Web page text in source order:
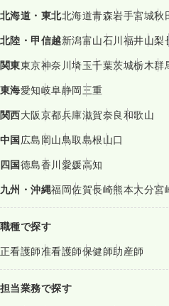
北海道・東北北海道青森岩手宮城秋
北陸・甲信越新潟富山石川福井山梨
関東東京神奈川埼玉千葉茨城栃木群
東海愛知岐阜静岡三重
関西大阪京都兵庫滋賀奈良和歌山
中国広島岡山鳥取島根山口
四国徳島香川愛媛高知
九州・沖縄福岡佐賀長崎熊本大分宮
職種で探す
正看護師准看護師保健師助産師
担当業務で探す